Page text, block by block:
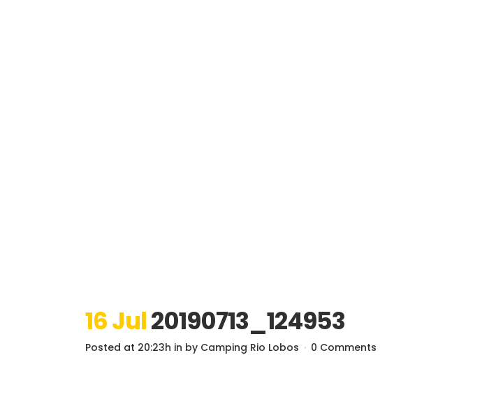
16 Jul20190713_124953
Posted at 20:23h in by Camping Rio Lobos 0 Comments